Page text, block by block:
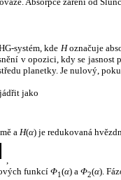
systém, kde Hoznačuje
v opozici, kdy se
planetky. Je nulový,
jako
aH(α) je redukovaná
,
funkcíΦ1(α) a Φ2(α).